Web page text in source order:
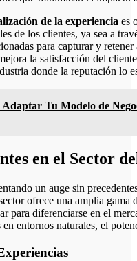
de la experiencia es
de los clientes, ya sea a
para capturar y
la satisfacción del
donde la reputación lo
Adaptar Tu Modelo de
en el Sector
un auge sin
ofrece una amplia gama
para diferenciarse en el
entornos naturales, el